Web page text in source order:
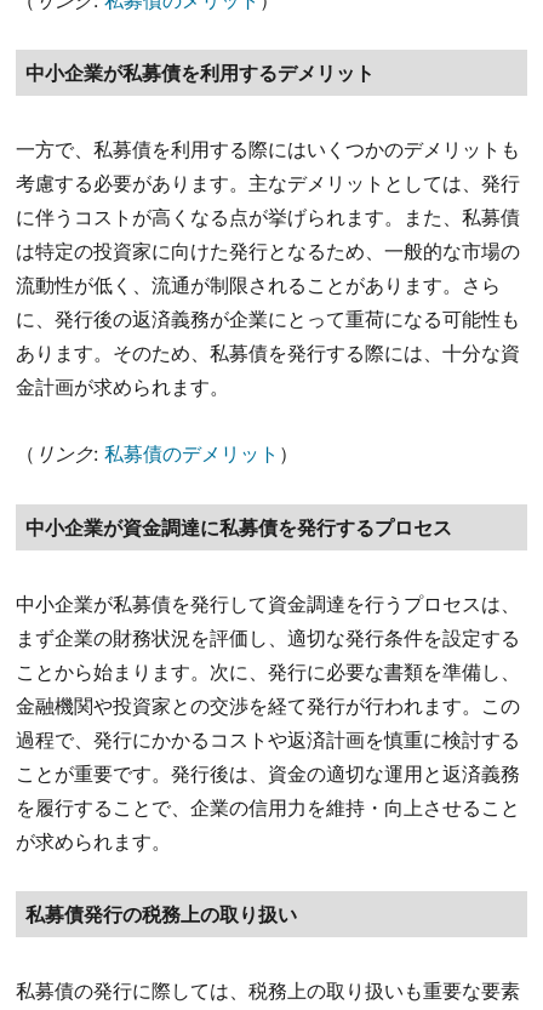
中小企業が私募債を利用するデメリット
一方で、私募債を利用する際にはいくつかのデメリットも
考慮する必要があります。主なデメリットとしては、発行
に伴うコストが高くなる点が挙げられます。また、私募債
は特定の投資家に向けた発行となるため、一般的な市場の
流動性が低く、流通が制限されることがあります。さら
に、発行後の返済義務が企業にとって重荷になる可能性も
あります。そのため、私募債を発行する際には、十分な資
金計画が求められます。
（ リンク:私募債のデメリット ）
中小企業が資金調達に私募債を発行するプロセス
中小企業が私募債を発行して資金調達を行うプロセスは、
まず企業の財務状況を評価し、適切な発行条件を設定する
ことから始まります。次に、発行に必要な書類を準備し、
金融機関や投資家との交渉を経て発行が行われます。この
過程で、発行にかかるコストや返済計画を慎重に検討する
ことが重要です。発行後は、資金の適切な運用と返済義務
を履行することで、企業の信用力を維持・向上させること
が求められます。
私募債発行の税務上の取り扱い
私募債の発行に際しては、税務上の取り扱いも重要な要素